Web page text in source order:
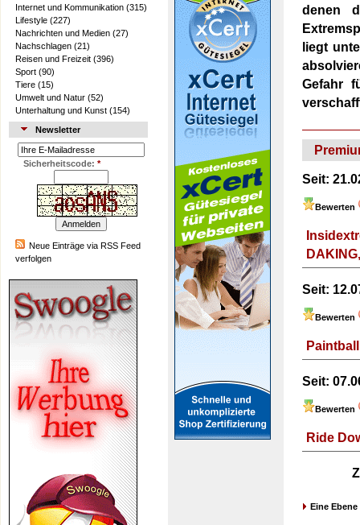
Internet und Kommunikation (315)
Lifestyle (227)
Nachrichten und Medien (27)
Nachschlagen (21)
Reisen und Freizeit (396)
Sport (90)
Tiere (15)
Umwelt und Natur (52)
Unterhaltung und Kunst (154)
Newsletter
Sicherheitscode: *
Neue Einträge via RSS Feed
verfolgen
denen
liegt
Gefahr
Seit:
Bewerten
Seit:
Bewerten
Seit:
Bewerten
Ride
Eine